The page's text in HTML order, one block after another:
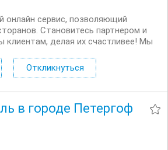
онлайн сервис, позволяющий
Становитесь партнером и
клиентам, делая их счастливее! Мы
Яндекс.Еда. Условия:
через две недели,...
Откликнуться
в городе Петергоф